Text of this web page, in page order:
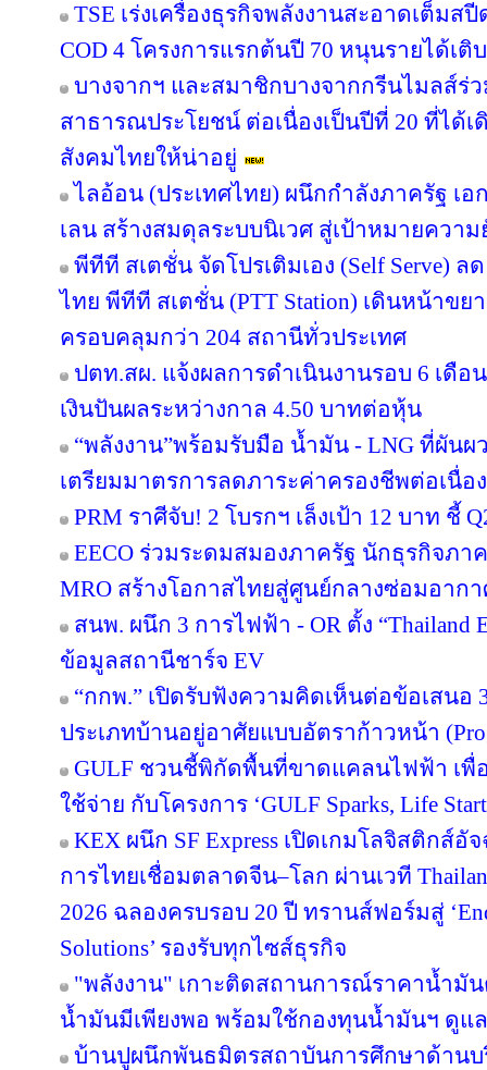
TSE เร่งเครื่องธุรกิจพลังงานสะอาดเต็มส
COD 4 โครงการแรกต้นปี 70 หนุนรายได้เติ
บางจากฯ และสมาชิกบางจากกรีนไมลส์ร่
สาธารณประโยชน์ ต่อเนื่องเป็นปีที่ 20 ที่ได้เ
สังคมไทยให้น่าอยู่
ไลอ้อน (ประเทศไทย) ผนึกกำลังภาครัฐ
เลน สร้างสมดุลระบบนิเวศ สู่เป้าหมายความ
พีทีที สเตชั่น จัดโปรเติมเอง (Self Serve)
ไทย พีทีที สเตชั่น (PTT Station) เดินหน้าขยา
ครอบคลุมกว่า 204 สถานีทั่วประเทศ
ปตท.สผ. แจ้งผลการดำเนินงานรอบ 6 เดือ
เงินปันผลระหว่างกาล 4.50 บาทต่อหุ้น
“พลังงาน”พร้อมรับมือ น้ำมัน - LNG ที่ผันผ
เตรียมมาตรการลดภาระค่าครองชีพต่อเนื่อง
PRM ราศีจับ! 2 โบรกฯ เล็งเป้า 12 บาท ชี้
EECO ร่วมระดมสมองภาครัฐ นักธุรกิจภ
MRO สร้างโอกาสไทยสู่ศูนย์กลางซ่อมอาก
สนพ. ผนึก 3 การไฟฟ้า - OR ตั้ง “Thailand
ข้อมูลสถานีชาร์จ EV
“กกพ.” เปิดรับฟังความคิดเห็นต่อข้อเสน
ประเภทบ้านอยู่อาศัยแบบอัตราก้าวหน้า
GULF ชวนชี้พิกัดพื้นที่ขาดแคลนไฟฟ้า เพื่
ใช้จ่าย กับโครงการ ‘GULF Sparks, Life
KEX ผนึก SF Express เปิดเกมโลจิสติกส์
การไทยเชื่อมตลาดจีน–โลก ผ่านเวที
2026 ฉลองครบรอบ 20 ปี ทรานส์ฟอร์มสู่
Solutions’ รองรับทุกไซส์ธุรกิจ
"พลังงาน" เกาะติดสถานการณ์ราคาน้ำมั
น้ำมันมีเพียงพอ พร้อมใช้กองทุนน้ำมันฯ ดูแ
บ้านปูผนึกพันธมิตรสถาบันการศึกษาด้าน